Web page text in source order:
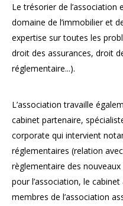
Le trésorier de l’association
domaine de l’immobilier et
expertise sur toutes les
droit des assurances, droit
réglementaire...).
L’association travaille
cabinet partenaire,
corporate qui intervient
réglementaires (relation
règlementaire des
pour l’association, le
membres de l’association